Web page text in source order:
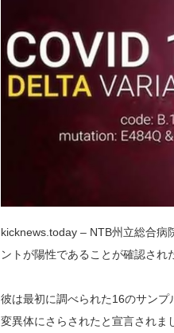
kicknews.today – NTB州立総合病
ントが陽性であることが確認され
彼は最初に調べられた16のサン
変異体にさらされたと宣言されま